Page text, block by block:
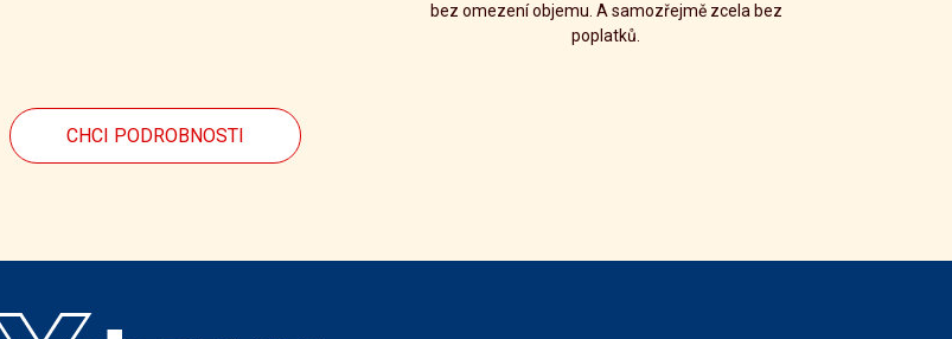
bez omezení objemu. A samozřejmě zcela bez
poplatků.
CHCI PODROBNOSTI